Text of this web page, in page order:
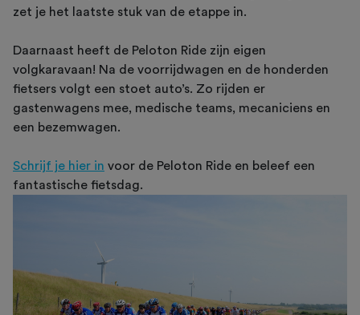
zet je het laatste stuk van de etappe in.
Daarnaast heeft de Peloton Ride zijn eigen
volgkaravaan! Na de voorrijdwagen en de honderden
fietsers volgt een stoet auto’s. Zo rijden er
gastenwagens mee, medische teams, mecaniciens en
een bezemwagen.
Schrijf je hier in voor de Peloton Ride en beleef een
fantastische fietsdag.